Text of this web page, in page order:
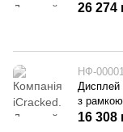
26 274
НФ-
Дисплей
з
16 308